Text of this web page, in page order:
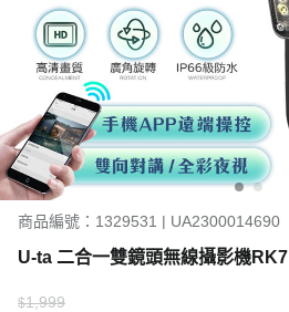
商品編號：1329531 | UA2300014690
U-ta 二合一雙鏡頭無線攝影機RK7
$1,999